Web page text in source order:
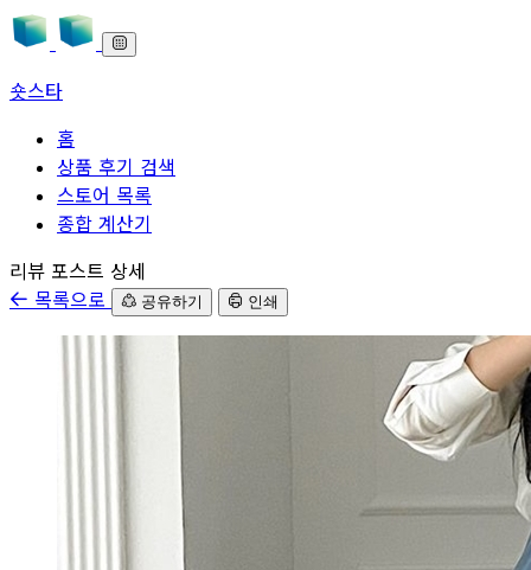
숏스타
홈
상품 후기 검색
스토어 목록
종합 계산기
본문으로 바로가기
리뷰 포스트 상세
목록으로
공유하기 인쇄